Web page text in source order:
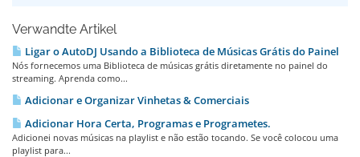
Verwandte Artikel
Ligar o AutoDJ Usando a Biblioteca de Músicas Grátis do Painel
Nós fornecemos uma Biblioteca de músicas grátis diretamente no painel do
streaming. Aprenda como...
Adicionar e Organizar Vinhetas & Comerciais
Adicionar Hora Certa, Programas e Programetes.
Adicionei novas músicas na playlist e não estão tocando. Se você colocou uma
playlist para...